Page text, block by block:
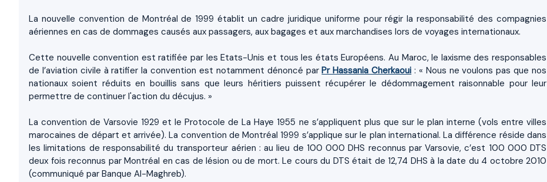
La nouvelle convention de Montréal de 1999 établit un cadre juridique uniforme pour régir la responsabilité des compagnies
aériennes en cas de dommages causés aux passagers, aux bagages et aux marchandises lors de voyages internationaux.
Cette nouvelle convention est ratifiée par les Etats-Unis et tous les états Européens. Au Maroc, le laxisme des responsables
de l’aviation civile à ratifier la convention est notamment dénoncé parPr Hassania Cherkaoui : « Nous ne voulons pas que nos
nationaux soient réduits en bouillis sans que leurs héritiers puissent récupérer le dédommagement raisonnable pour leur
permettre de continuer l'action du décujus. »
La convention de Varsovie 1929 et le Protocole de La Haye 1955 ne s’appliquent plus que sur le plan interne (vols entre villes
marocaines de départ et arrivée). La convention de Montréal 1999 s’applique sur le plan international. La différence réside dans
les limitations de responsabilité du transporteur aérien : au lieu de 100 000 DHS reconnus par Varsovie, c’est 100 000 DTS
deux fois reconnus par Montréal en cas de lésion ou de mort. Le cours du DTS était de 12,74 DHS à la date du 4 octobre 2010
(communiqué par Banque Al-Maghreb).